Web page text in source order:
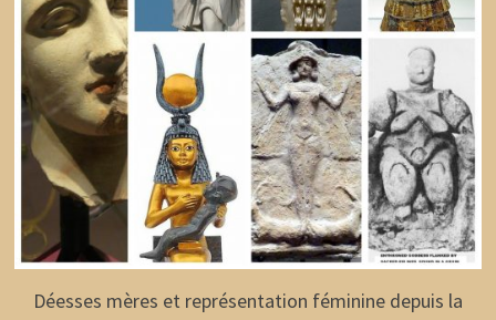
Déesses mères et représentation féminine depuis la